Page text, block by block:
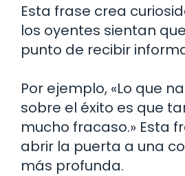
Esta frase crea
los oyentes sientan
punto de recibir
Por ejemplo, «Lo que
sobre el éxito es que
mucho fracaso.» Esta
abrir la puerta a una
más profunda.